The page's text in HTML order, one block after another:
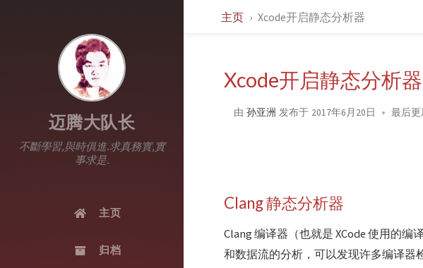
迈腾大队长
不斷學習,與時俱進.求真務實,實
事求是.
主页
归档
主页 Xcode开启静态分析器
Xcode开启静态分析器
由 孙亚洲 发布于 2017年6月20日 最后
Clang 静态分析器
Clang 编译器（也就是 XCode 使用的
和数据流的分析，可以发现许多编译器